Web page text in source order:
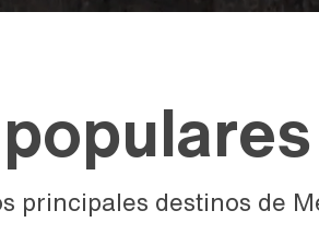
principales destinos de